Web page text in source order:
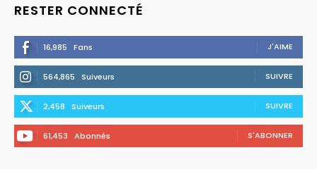
RESTER CONNECTÉ
16,985 Fans J'AIME
564,865 Suiveurs SUIVRE
2,458 Suiveurs SUIVRE
61,453 Abonnés S'ABONNER